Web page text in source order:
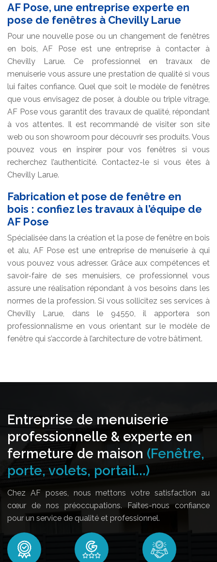
AF Pose, une entreprise experte en
pose de fenêtres à Chevilly Larue
Pour une nouvelle pose ou un changement de fenêtres
en bois, AF Pose est une entreprise à contacter à
Chevilly Larue. Ce professionnel en travaux de
menuiserie vous assure une prestation de qualité si vous
lui faites confiance. Quel que soit le modèle de fenêtres
que vous envisagez de poser, à double ou triple vitrage,
AF Pose vous garantit des travaux de qualité, répondant
à vos attentes. Il est recommandé de visiter son site
web ou son showroom pour découvrir ses produits. Vous
pouvez vous en inspirer pour vos fenêtres si vous
recherchez l’authenticité. Contactez-le si vous êtes à
Chevilly Larue.
Fabrication et pose de fenêtre en
bois : confiez les travaux à l’équipe de
AF Pose
Spécialisée dans la création et la pose de fenêtre en bois
et alu, AF Pose est une entreprise de menuiserie à qui
vous pouvez vous adresser. Grâce aux compétences et
savoir-faire de ses menuisiers, ce professionnel vous
assure une réalisation répondant à vos besoins dans les
normes de la profession. Si vous sollicitez ses services à
Chevilly Larue, dans le 94550, il apportera son
professionnalisme en vous orientant sur le modèle de
fenêtre qui s’accorde à l’architecture de votre bâtiment.
Entreprise de menuiserie
professionnelle & experte en
fermeture de maison (Fenêtre,
porte, volets, portail...)
Chez AF poses, nous mettons votre satisfaction au
cœur de nos préoccupations. Faites-nous confiance
pour un service de qualité et professionnel.